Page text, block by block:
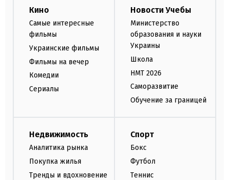
Кино
Самые интересные
фильмы
Украинские фильмы
Фильмы на вечер
Комедии
Сериалы
Новости Учебы
Министерство
образования и науки
Украины
Школа
НМТ 2026
Саморазвитие
Обучение за границей
Недвижимость
Аналитика рынка
Покупка жилья
Тренды и вдохновение
Спорт
Бокс
Футбол
Теннис